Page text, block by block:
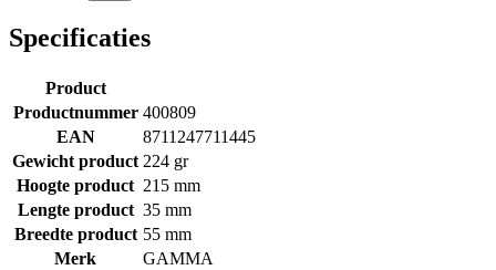
Specificaties
Product
Productnummer 400809
EAN
8711247711445
Gewicht product 224 gr
Hoogte product 215 mm
Lengte product 35 mm
Breedte product 55 mm
Merk
GAMMA